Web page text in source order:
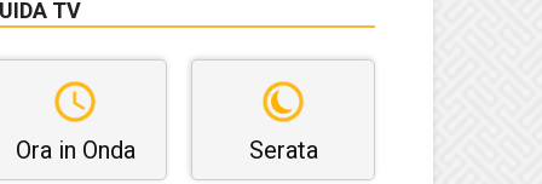
TV
Ora in Onda Serata